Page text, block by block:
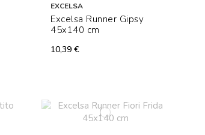
EXCELSA
Excelsa Runner Gipsy
45x140 cm
10,39 €